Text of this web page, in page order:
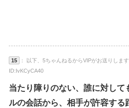
15
： 以下、5ちゃんねるからVIPがお送りしま
ID:IvKCyCA40
当たり障りのない、誰に対して
ルの会話から、相手が許容する